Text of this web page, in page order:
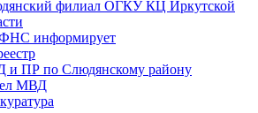
филиал ОГКУ КЦ Иркутской
информирует
и ПР по Слюдянскому району
МВД